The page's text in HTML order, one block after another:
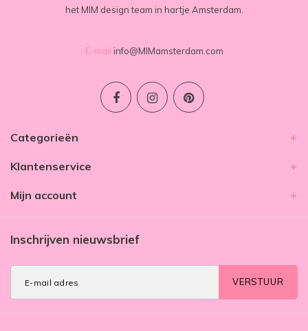
het MIM design team in hartje Amsterdam.
E-mail info@MIMamsterdam.com
Categorieën
Klantenservice
Mijn account
Inschrijven nieuwsbrief
VERSTUUR